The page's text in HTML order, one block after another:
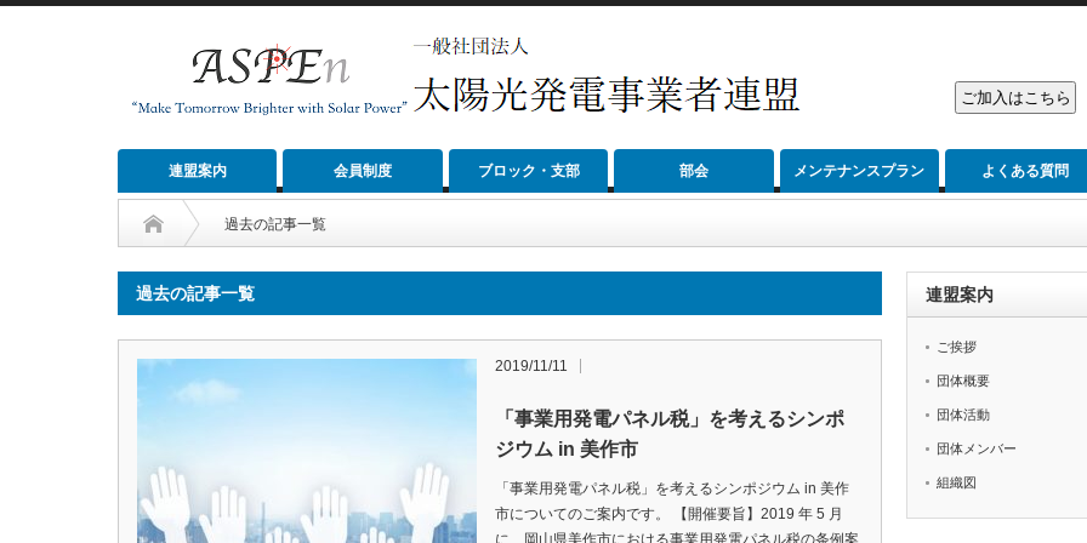
連盟案内 会員制度 ブロック・支部 部会 メンテナンスプラン よくある質問
過去の記事一覧
過去の記事一覧
2019/11/11
「事業用発電パネル税」を考えるシンポ
ジウム in 美作市
「事業用発電パネル税」を考えるシンポジウム in 美作
市についてのご案内です。 【開催要旨】2019 年 5 月
に、岡山県美作市における事業用発電パネル税の条例案
連盟案内
ご挨拶
団体概要
団体活動
団体メンバー
組織図